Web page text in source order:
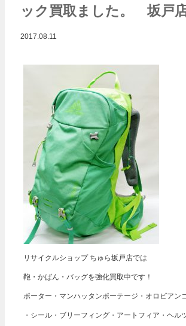
ック買取ました。 坂
2017.08.11
リサイクルショップ ちゅら坂戸店では
鞄・かばん・バッグを強化買取中です！
ポーター・マンハッタンポーテージ・オロビアン
・シール・ブリーフィング・アートフィア・ヘ